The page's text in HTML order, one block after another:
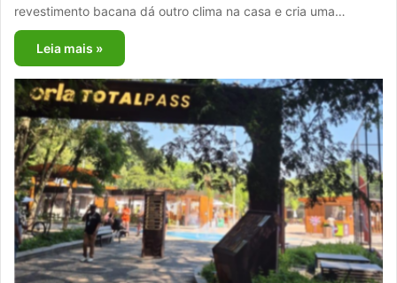
revestimento bacana dá outro clima na casa e cria uma…
Leia mais »